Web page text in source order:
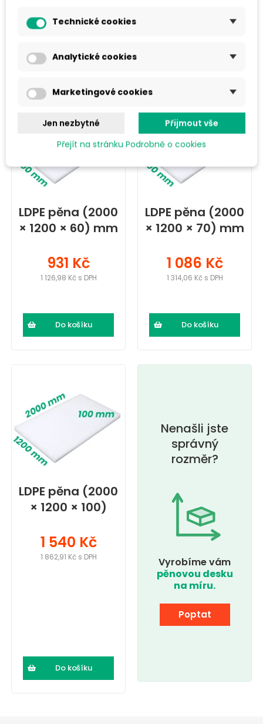
LDPE pěna (2000
× 1200 × 60) mm
931 Kč
1 126,98 Kč s DPH
Do košíku
LDPE pěna (2000
× 1200 × 70) mm
1 086 Kč
1 314,06 Kč s DPH
Do košíku
LDPE pěna (2000
× 1200 × 100)
1 540 Kč
1 862,91 Kč s DPH
Do košíku
Nenašli jste
správný
rozměr?
Vyrobíme vám
pěnovou desku
na míru.
Poptat
Technické cookies
Analytické cookies
Marketingové cookies
Jen nezbytné
Přijmout vše
Přejít na stránku Podrobně o cookies